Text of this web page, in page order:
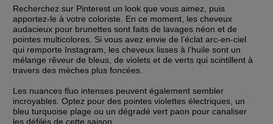
Recherchez sur Pinterest un look que vous aimez, puis
apportez-le à votre coloriste. En ce moment, les cheveux
audacieux pour brunettes sont faits de lavages néon et de
pointes multicolores. Si vous avez envie de l’éclat arc-en-ciel
qui remporte Instagram, les cheveux lisses à l’huile sont un
mélange rêveur de bleus, de violets et de verts qui scintillent à
travers des mèches plus foncées.
Les nuances fluo intenses peuvent également sembler
incroyables. Optez pour des pointes violettes électriques, un
bleu turquoise plage ou un dégradé vert paon pour canaliser
les défilés de cette saison.